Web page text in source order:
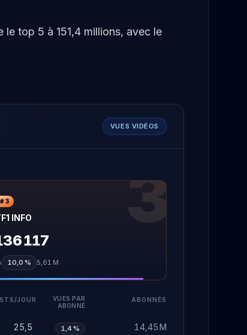
top 5 à 151,4 millions, avec le
VUES VIDÉOS
3
#3
INFO
117
10,0 % 5,61 M
JOUR
VUES PAR
ABONNÉ
ABONNÉS
25,5 1,4 % 14,45 M